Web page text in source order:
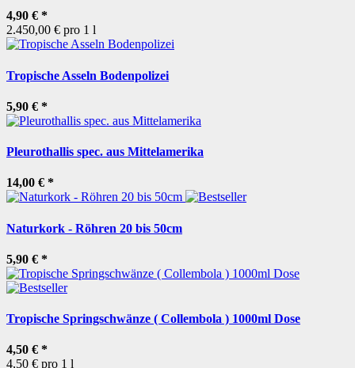
4,90 € *
2.450,00 € pro 1 l
Tropische Asseln Bodenpolizei
5,90 € *
Pleurothallis spec. aus Mittelamerika
14,00 € *
Naturkork - Röhren 20 bis 50cm
5,90 € *
Tropische Springschwänze ( Collembola ) 1000ml Dose
4,50 € *
4,50 € pro 1 l